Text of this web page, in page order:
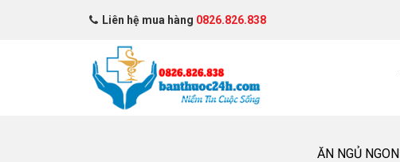
Liên hệ mua hàng 0826.826.838
ĂN NGỦ NGON